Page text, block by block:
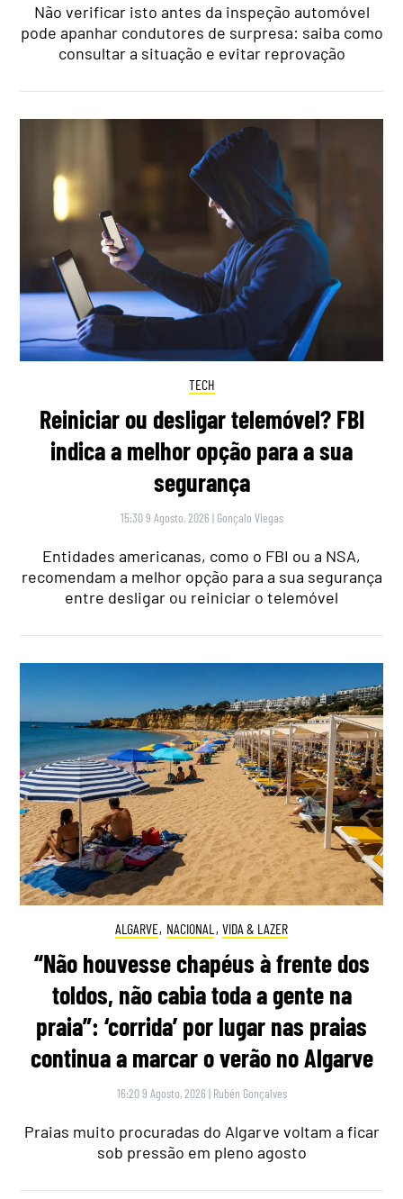
Não verificar isto antes da inspeção automóvel
pode apanhar condutores de surpresa: saiba como
consultar a situação e evitar reprovação
TECH
Reiniciar ou desligar telemóvel? FBI
indica a melhor opção para a sua
segurança
15:30 9 Agosto, 2026 | Gonçalo Viegas
Entidades americanas, como o FBI ou a NSA,
recomendam a melhor opção para a sua segurança
entre desligar ou reiniciar o telemóvel
ALGARVE, NACIONAL , VIDA & LAZER
“Não houvesse chapéus à frente dos
toldos, não cabia toda a gente na
praia”: ‘corrida’ por lugar nas praias
continua a marcar o verão no Algarve
16:20 9 Agosto, 2026 | Rubén Gonçalves
Praias muito procuradas do Algarve voltam a ficar
sob pressão em pleno agosto